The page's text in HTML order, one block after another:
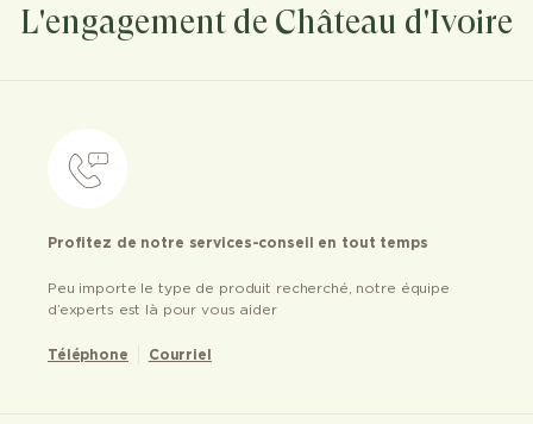
L'engagement de Château d'Ivoire
Profitez de notre services-conseil en tout temps
Peu importe le type de produit recherché, notre équipe
d’experts est là pour vous aider
Téléphone Courriel